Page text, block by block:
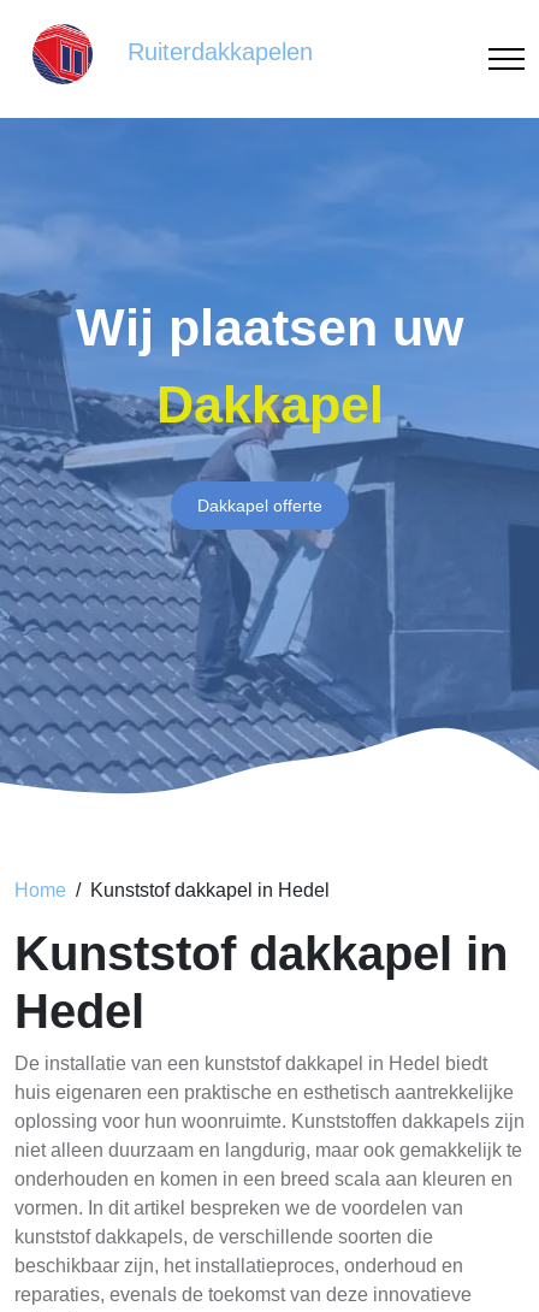
Ruiterdakkapelen
Wij plaatsen uw
Dakkapel
Dakkapel offerte
Home Kunststof dakkapel in Hedel
Kunststof dakkapel in
Hedel
De installatie van een kunststof dakkapel in Hedel biedt
huis eigenaren een praktische en esthetisch aantrekkelijke
oplossing voor hun woonruimte. Kunststoffen dakkapels zijn
niet alleen duurzaam en langdurig, maar ook gemakkelijk te
onderhouden en komen in een breed scala aan kleuren en
vormen. In dit artikel bespreken we de voordelen van
kunststof dakkapels, de verschillende soorten die
beschikbaar zijn, het installatieproces, onderhoud en
reparaties, evenals de toekomst van deze innovatieve